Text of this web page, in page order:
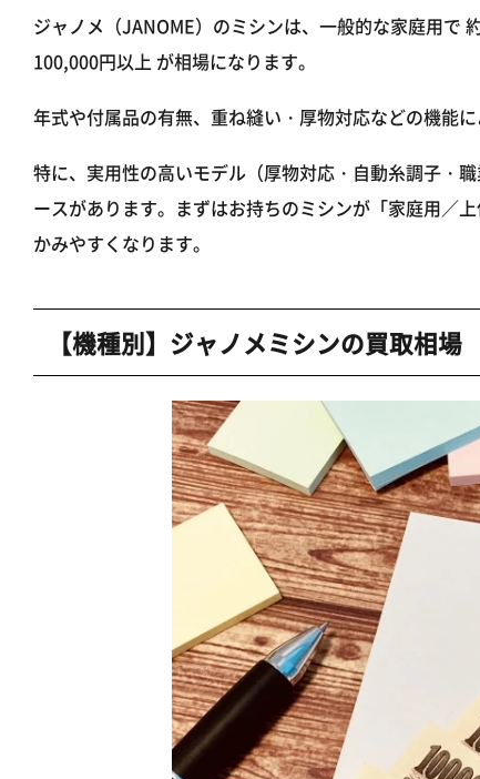
ジャノメ（JANOME）のミシンは、一般的な家庭用で
100,000円以上 が相場になります。
年式や付属品の有無、重ね縫い・厚物対応などの機能に
特に、実用性の高いモデル（厚物対応・自動糸調子・
ースがあります。まずはお持ちのミシンが「家庭用／
かみやすくなります。
【機種別】ジャノメミシンの買取相場